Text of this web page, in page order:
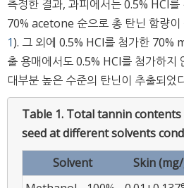
측정한 결과, 과피에서는 0.5% HCl
70% acetone 순으로 총 탄닌 함량이
1). 그 외에 0.5% HCl를 첨가한
출 용매에서도 0.5% HCl를 첨가하지
대부분 높은 수준의 탄닌이 추출되었
Table 1. Total tannin
seed at different solvents
Solvent
Skin